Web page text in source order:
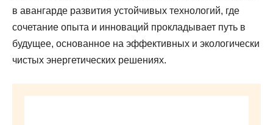
в авангарде развития устойчивых технологий, где
сочетание опыта и инноваций прокладывает путь в
будущее, основанное на эффективных и экологически
чистых энергетических решениях.